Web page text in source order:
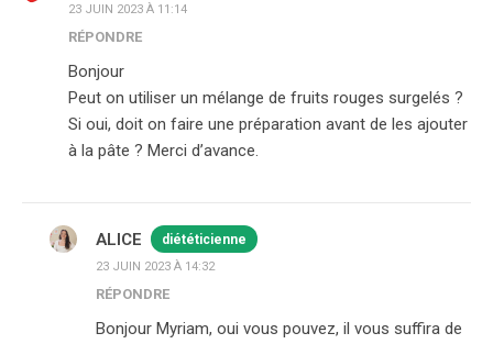
23 JUIN 2023 À 11:14
RÉPONDRE
Bonjour
Peut on utiliser un mélange de fruits rouges surgelés ?
Si oui, doit on faire une préparation avant de les ajouter
à la pâte ? Merci d’avance.
ALICE diététicienne
23 JUIN 2023 À 14:32
RÉPONDRE
Bonjour Myriam, oui vous pouvez, il vous suffira de